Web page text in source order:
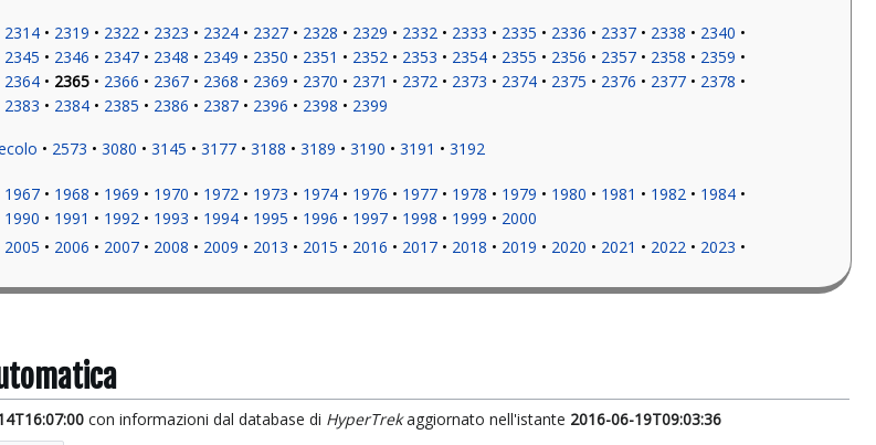
2314 2319 2322 2323 2324 2327 2328 2329 2332 2333 2335 2336 2337 2338
2340
2345 2346 2347 2348 2349 2350 2351 2352 2353 2354 2355 2356 2357 2358
2359
2364 2365 2366 2367 2368 2369 2370 2371 2372 2373 2374 2375 2376 2377
2378
2383 2384 2385 2386 2387 2396 2398
2399
2573 3080 3145 3177 3188 3189 3190 3191 3192
1967 1968 1969 1970 1972 1973 1974 1976 1977 1978 1979 1980 1981 1982
1984
1990 1991 1992 1993 1994 1995 1996 1997 1998 1999
2000
2005 2006 2007 2008 2009 2013 2015 2016 2017 2018 2019 2020 2021 2022
2023
con informazioni dal database di HyperTrekaggiornato nell'istante 2016-06-19T09:03:36